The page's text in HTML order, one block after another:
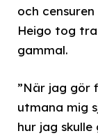
och
Heigo tog
gammal.
”När jag gör
utmana mig
hur jag